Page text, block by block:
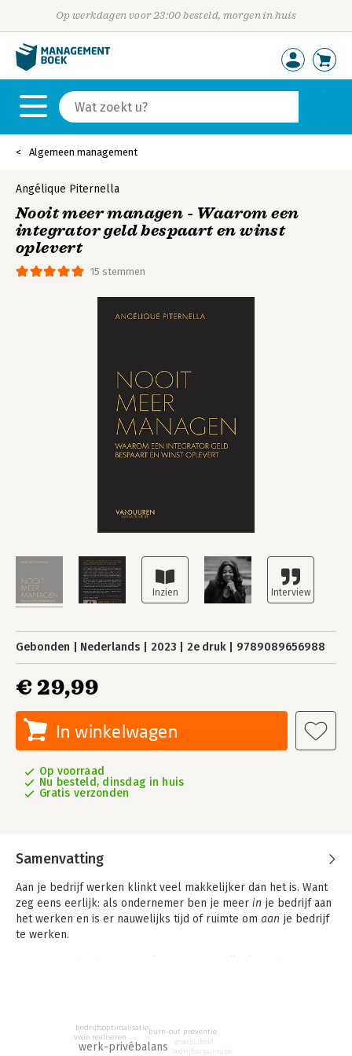
Op werkdagen voor 23:00 besteld, morgen in huis
Algemeen management
15 stemmen
Angélique Piternella
Nooit meer managen - Waarom een
integrator geld bespaart en winst
oplevert
Gebonden Nederlands 2023 2e druk 9789089656988
€ 29,99
In winkelwagen
Op voorraad
Nu besteld, dinsdag in huis
Gratis verzonden
Samenvatting
Aan je bedrijf werken klinkt veel makkelijker dan het is. Want
zeg eens eerlijk: als ondernemer ben je meer in je bedrijf aan
het werken en is er nauwelijks tijd of ruimte om aan je bedrijf
te werken.
uitvoerende taken te delegeren, maar het loslaten van de
strategische managementtaken die op hun bord blijven liggen,
werk-privébalans
visie realiseren
bedrijfsoptimalisatieburn-out preventie
groeiplafond
bedrijfsorganisatie